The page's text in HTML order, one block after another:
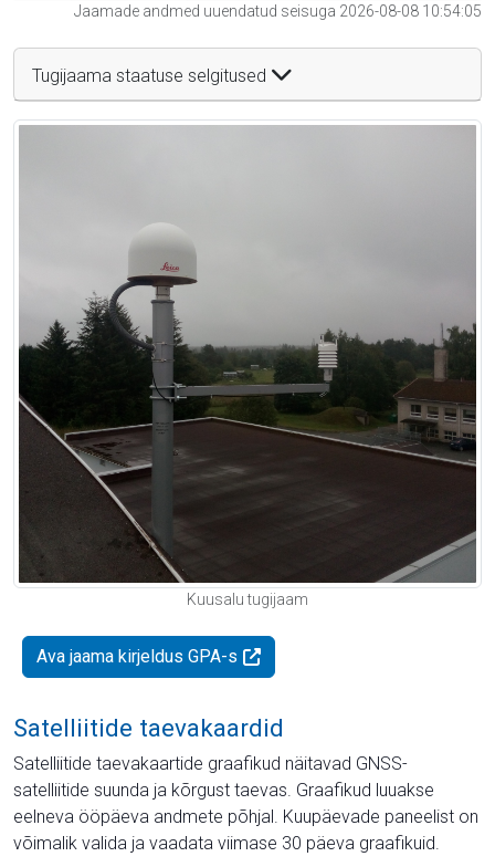
Jaamade andmed uuendatud seisuga 2026-08-08 10:54:05
Tugijaama staatuse selgitused
Kuusalu tugijaam
Ava jaama kirjeldus GPA-s
Satelliitide taevakaardid
Satelliitide taevakaartide graafikud näitavad GNSS-
satelliitide suunda ja kõrgust taevas. Graafikud luuakse
eelneva ööpäeva andmete põhjal. Kuupäevade paneelist on
võimalik valida ja vaadata viimase 30 päeva graafikuid.